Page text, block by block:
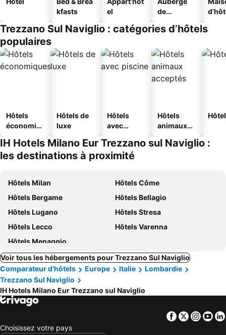
kfasts
el
de
Trezzano Sul Naviglio : catégories d’hôtels
populaires
Hôtels
économiq
Hôtels de
luxe
Hôtels
avec
Hôtels
animaux
IH Hotels Milano Eur Trezzano sul Naviglio :
les destinations à proximité
Hôtels Milan
Hôtels Côme
Hôtels Bergame
Hôtels Bellagio
Hôtels Lugano
Hôtels Stresa
Hôtels Lecco
Hôtels Varenna
Hôtels Menaggio
Voir tous les hébergements pour Trezzano Sul Naviglio
Comparateur d'hôtels
Europe Italie
Lombardie
Trezzano Sul Naviglio
IH Hotels Milano Eur Trezzano sul Naviglio
Facebook
Twitter
Choisissez votre pays